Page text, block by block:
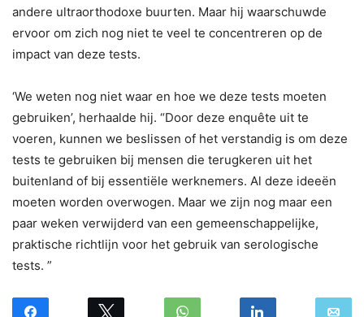
andere ultraorthodoxe buurten. Maar hij waarschuwde
ervoor om zich nog niet te veel te concentreren op de
impact van deze tests.
‘We weten nog niet waar en hoe we deze tests moeten
gebruiken’, herhaalde hij. “Door deze enquête uit te
voeren, kunnen we beslissen of het verstandig is om deze
tests te gebruiken bij mensen die terugkeren uit het
buitenland of bij essentiële werknemers. Al deze ideeën
moeten worden overwogen. Maar we zijn nog maar een
paar weken verwijderd van een gemeenschappelijke,
praktische richtlijn voor het gebruik van serologische
tests. ”